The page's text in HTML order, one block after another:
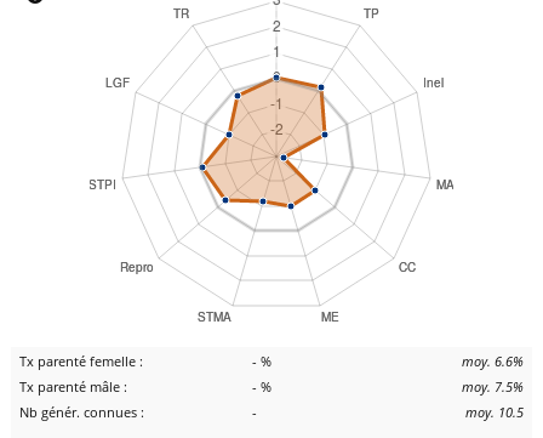
Tx parenté femelle : - %
moy. 6.6%
Tx parenté mâle :
- %
moy. 7.5%
Nb génér. connues :
- moy. 10.5